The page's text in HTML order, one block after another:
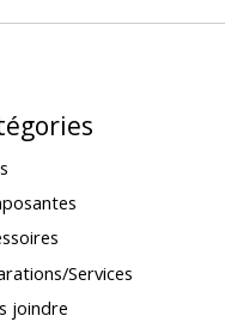
Services
joindre